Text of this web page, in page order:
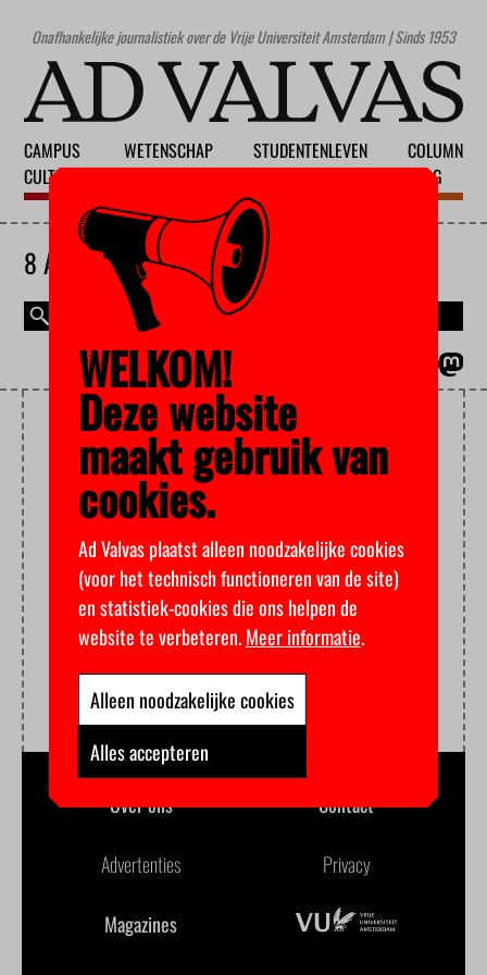
Onafhankelijke journalistiek over de Vrije Universiteit Amsterdam | Sinds 1953
CAMPUS
CULTUUR
WETENSCHAP
STUDENTENLEVEN
COLUMN
BLOG
8 AUGUSTUS 2026
THEOLOGIE
Over ons Contact
Advertenties Privacy
Magazines
WELKOM!
Deze website
maakt gebruik van
cookies.
Ad Valvas plaatst alleen noodzakelijke cookies
(voor het technisch functioneren van de site)
en statistiek-cookies die ons helpen de
website te verbeteren.Meer informatie.
Alleen noodzakelijke cookies
Alles accepteren